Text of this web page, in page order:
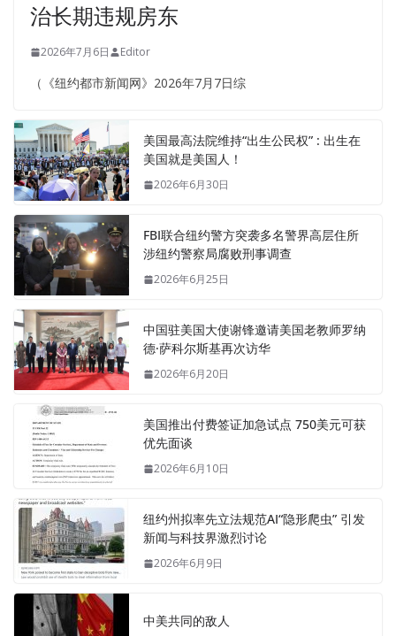
治长期违规房东
2026年7月6日 Editor
（《纽约都市新闻网》2026年7月7日综
美国最高法院维持“出生公民权” : 出生在
美国就是美国人！
2026年6月30日
FBI联合纽约警方突袭多名警界高层住所
涉纽约警察局腐败刑事调查
2026年6月25日
中国驻美国大使谢锋邀请美国老教师罗纳
德·萨科尔斯基再次访华
2026年6月20日
美国推出付费签证加急试点 750美元可获
优先面谈
2026年6月10日
纽约州拟率先立法规范AI“隐形爬虫” 引发
新闻与科技界激烈讨论
2026年6月9日
中美共同的敌人